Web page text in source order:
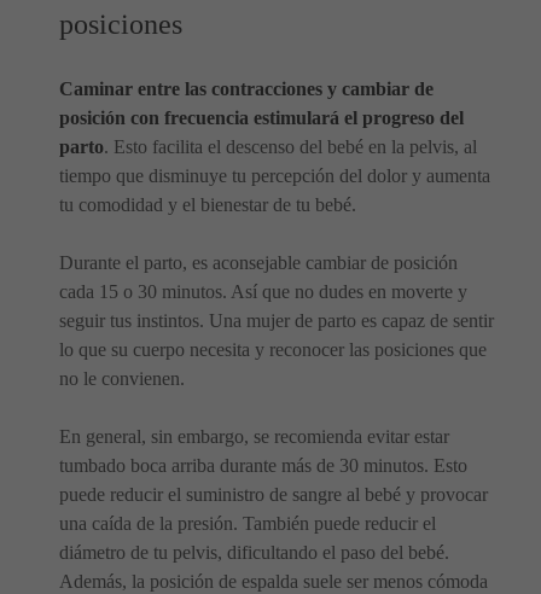
posiciones
Caminar entre las contracciones y cambiar de
posición con frecuencia estimulará el progreso del
parto. Esto facilita el descenso del bebé en la pelvis, al
tiempo que disminuye tu percepción del dolor y aumenta
tu comodidad y el bienestar de tu bebé.
Durante el parto, es aconsejable cambiar de posición
cada 15 o 30 minutos. Así que no dudes en moverte y
seguir tus instintos. Una mujer de parto es capaz de sentir
lo que su cuerpo necesita y reconocer las posiciones que
no le convienen.
En general, sin embargo, se recomienda evitar estar
tumbado boca arriba durante más de 30 minutos. Esto
puede reducir el suministro de sangre al bebé y provocar
una caída de la presión. También puede reducir el
diámetro de tu pelvis, dificultando el paso del bebé.
Además, la posición de espalda suele ser menos cómoda